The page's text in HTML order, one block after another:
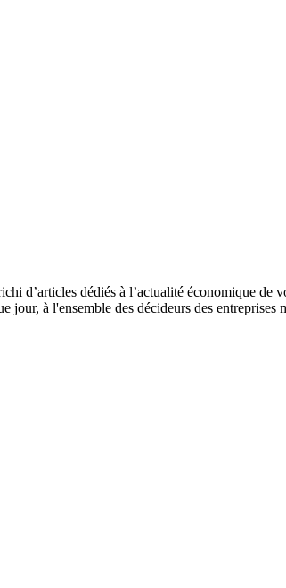
d’articles dédiés à l’actualité économique de
à l'ensemble des décideurs des entreprises